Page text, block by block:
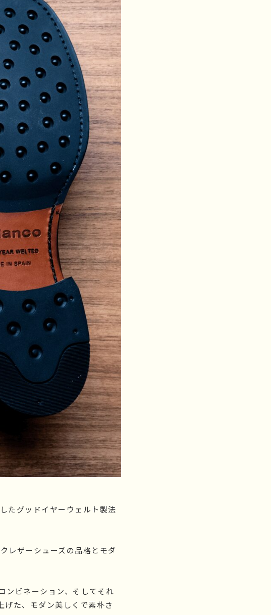
たグッドイヤーウェルト製法
レザーシューズの品格とモダ
ンビネーション、そしてそれ
げた、モダン美しくで素朴さ